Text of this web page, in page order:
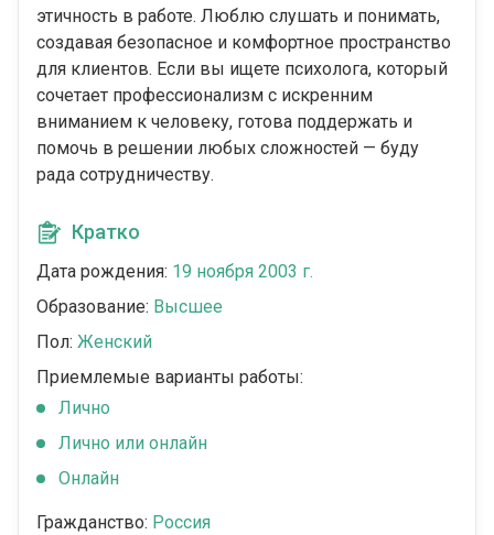
этичность в работе. Люблю слушать и понимать,
создавая безопасное и комфортное пространство
для клиентов. Если вы ищете психолога, который
сочетает профессионализм с искренним
вниманием к человеку, готова поддержать и
помочь в решении любых сложностей — буду
рада сотрудничеству.
Кратко
Дата рождения: 19 ноября 2003 г.
Образование: Высшее
Пол: Женский
Приемлемые варианты работы:
Лично
Лично или онлайн
Онлайн
Гражданство: Россия